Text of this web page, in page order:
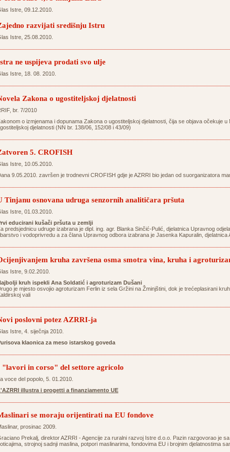
Istre, 09.12.2010.
razvijati središnju Istru
Istre, 25.08.2010.
ne uspijeva prodati svo ulje
Istre, 18. 08. 2010.
Zakona o ugostiteljskoj djelatnosti
br. 7/2010
o izmjenama i dopunama Zakona o ugostiteljskoj djelatnosti, čija se objava očekuje u
djelatnosti (NN br. 138/06, 152/08 i 43/09)
5. CROFISH
Istre, 10.05.2010.
9.05.2010. završen je trodnevni CROFISH gdje je AZRRI bio jedan od suorganizatora
Tinjanu osnovana udruga senzornih analitičara pršuta
Istre, 01.03.2010.
educirani kušači pršuta u zemlji
predsjednicu udruge izabrana je dipl. ing. agr. Blanka Sinčić-Pulić, djelatnica Upravnog
i vodoprivredu a za člana Upravnog odbora izabrana je Jasenka Kapuralin, djelatnica
kruha završena osma smotra vina, kruha i
Istre, 9.02.2010.
kruh ispekli Ana Soldatić i agroturizam Dušani
je mjesto osvojio agroturizam Ferlin iz sela Gržini na Žminjštini, dok je trećeplasirani
vali
poslovni potez AZRRI-ja
Istre, 4. siječnja 2010.
klaonica za meso istarskog goveda
in corso" del settore agricolo
voce del popolo, 5. 01.2010.
illustra i progetti a finanziamento UE
se moraju orijentirati na EU fondove
prosinac 2009.
Prekalj, direktor AZRRI - Agencije za ruralni razvoj Istre d.o.o. Pazin razgovorao je
strojnoj sadnji maslina, potpori maslinarima, fondovima EU i brojnim djelatnostima